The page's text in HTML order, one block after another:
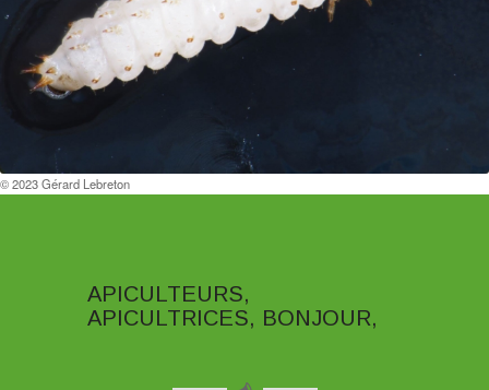
© 2023 Gérard Lebreton
APICULTEURS,
APICULTRICES, BONJOUR,